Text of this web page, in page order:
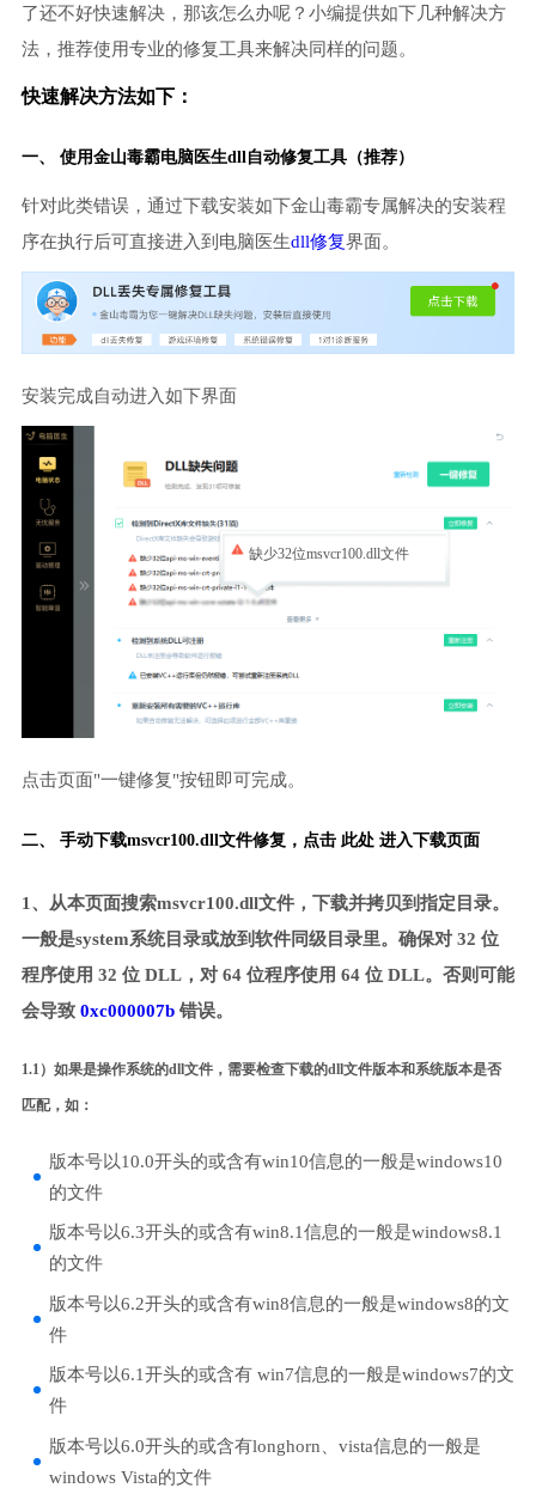
了还不好快速解决，那该怎么办呢？小编提供如下几种解决方
法，推荐使用专业的修复工具来解决同样的问题。
快速解决方法如下：
一、 使用金山毒霸电脑医生dll自动修复工具（推荐）
针对此类错误，通过下载安装如下金山毒霸专属解决的安装程
序在执行后可直接进入到电脑医生dll修复界面。
安装完成自动进入如下界面
缺少32位msvcr100.dll文件
点击页面"一键修复"按钮即可完成。
二、 手动下载msvcr100.dll文件修复， 点击 此处 进入下载页面
1、从本页面搜索msvcr100.dll文件，下载并拷贝到指定目录。
一般是system系统目录或放到软件同级目录里。确保对 32 位
程序使用 32 位 DLL，对 64 位程序使用 64 位 DLL。否则可能
会导致 0xc000007b错误。
1.1）如果是操作系统的dll文件，需要检查下载的dll文件版本和系统版本是否
匹配，如：
版本号以10.0开头的或含有win10信息的一般是windows10
的文件
版本号以6.3开头的或含有win8.1信息的一般是windows8.1
的文件
版本号以6.2开头的或含有win8信息的一般是windows8的文
件
版本号以6.1开头的或含有 win7信息的一般是windows7的文
件
版本号以6.0开头的或含有longhorn、vista信息的一般是
windows Vista的文件